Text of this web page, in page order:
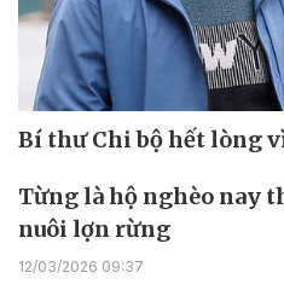
Bí thư Chi bộ hết lòng
Từng là hộ nghèo nay
nuôi lợn rừng
12/03/2026 09:37